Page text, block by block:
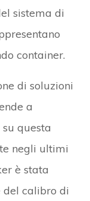
sistema di
container.
di soluzioni
a
questa
negli ultimi
è stata
del calibro di